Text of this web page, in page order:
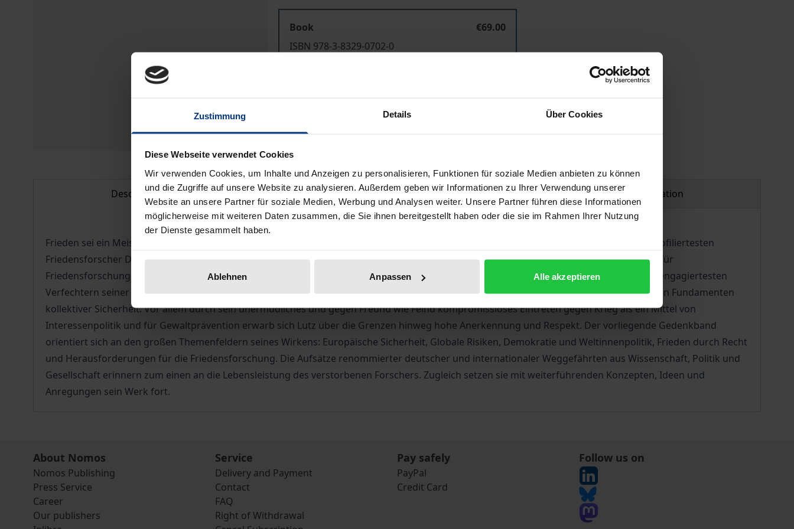
Zustimmung Details Über Cookies
Diese Webseite verwendet Cookies
Wir verwenden Cookies, um Inhalte und Anzeigen zu personalisieren, Funktionen für soziale Medien anbieten zu können
und die Zugriffe auf unsere Website zu analysieren. Außerdem geben wir Informationen zu Ihrer Verwendung unserer
Website an unsere Partner für soziale Medien, Werbung und Analysen weiter. Unsere Partner führen diese Informationen
möglicherweise mit weiteren Daten zusammen, die Sie ihnen bereitgestellt haben oder die sie im Rahmen Ihrer Nutzung
der Dienste gesammelt haben.
Ablehnen Anpassen Alle akzeptieren
Book
€69.00
ISBN 978-3-8329-0702-0
Add to Wish List
Delivery cost notice
Description Bibliographical data Product safety information
Frieden sei ein Meisterwerk der Vernunft. Diesem von ihm selbst oft zitierten Leitsatz Immanuel Kants sah sich Dieter S. Lutz, einer der profiliertesten
Friedensforscher Deutschlands, Zeit seines Lebens verpflichtet. Lutz, bis zu seinem plötzlichen Tode im Januar 2003 Direktor des Instituts für
Friedensforschung und Sicherheitspolitik an der Universität Hamburg, gehörte als ein Wegbereiter deutscher Friedensforschung zu den engagiertesten
Verfechtern seiner Zunft für eine strikt rechtsgestützte und von zivilisatorischen Grundwerten getragene Friedensordnung auf den soliden Fundamenten
kollektiver Sicherheit. Vor allem durch sein unermüdliches und gegen Freund wie Feind kompromissloses Eintreten gegen Krieg als ein Mittel von
Interessenpolitik und für Gewaltprävention erwarb sich Lutz über die Grenzen hinweg hohe Anerkennung und Respekt. Der vorliegende Gedenkband
orientiert sich an den großen Themenfeldern seines Wirkens: Europäische Sicherheit, Globale Risiken, Demokratie und Weltinnenpolitik, Frieden durch Recht
und Herausforderungen für die Friedensforschung. Die Aufsätze renommierter deutscher und internationaler Weggefährten aus Wissenschaft, Politik und
Gesellschaft erinnern zum einen an die Lebensleistung des verstorbenen Forschers. Zugleich setzen sie mit weiterführenden Konzepten, Ideen und
Anregungen sein Werk fort.
About Nomos
Nomos Publishing
Press Service
Career
Our publishers
Service
Delivery and Payment
Contact
FAQ
Right of Withdrawal
Pay safely
PayPal
Credit Card
Follow us on